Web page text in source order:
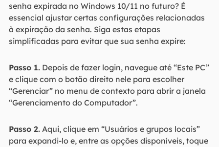
senha expirada no Windows 10/11 no futuro? É
essencial ajustar certas configurações relacionadas
à expiração da senha. Siga estas etapas
simplificadas para evitar que sua senha expire:
Passo 1.Depois de fazer login, navegue até “Este PC”
e clique com o botão direito nele para escolher
“Gerenciar” no menu de contexto para abrir a janela
“Gerenciamento do Computador”.
Passo 2.Aqui, clique em “Usuários e grupos locais”
para expandi-lo e, entre as opções disponíveis, toque